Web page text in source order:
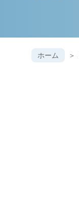
ホーム